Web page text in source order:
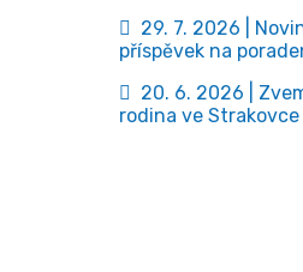
29. 7. 2026 |
příspěvek na
20. 6. 2026 |
rodina ve Strakovce